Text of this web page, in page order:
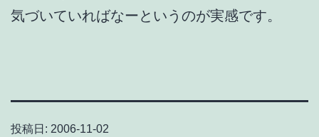
気づいていればなーというのが実感です。
投稿日: 2006-11-02